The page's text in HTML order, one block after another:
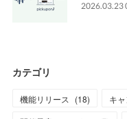
2026.03.23
カテゴリ
機能リリース (18) キ